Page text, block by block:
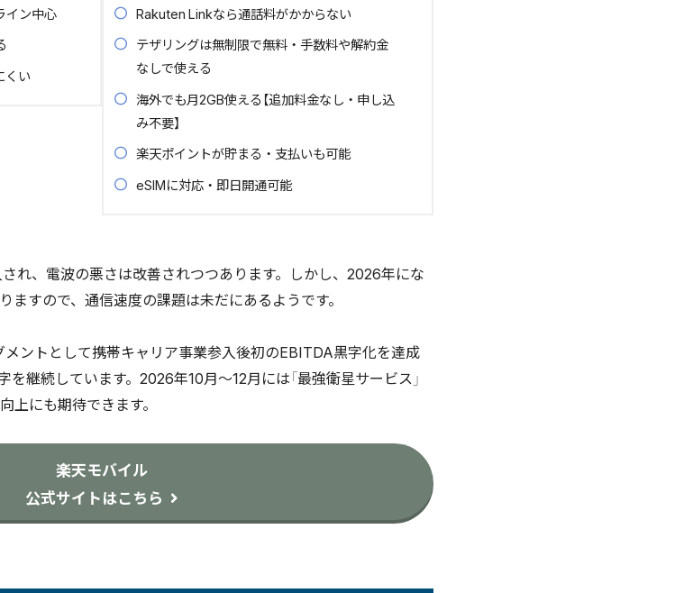
可能
ルに向いている人・向いていない人
用可能？回線エリアの確認方法は？
ーンは？
イン中心
くい
Rakuten Linkなら通話料がかからない
テザリングは無制限で無料・手数料や解約金
なしで使える
海外でも月2GB使える【追加料金なし・申し込
み不要】
楽天ポイントが貯まる・支払いも可能
eSIMに対応・即日開通可能
れ、電波の悪さは改善されつつあります。しかし、2026年にな
ますので、通信速度の課題は未だにあるようです。
ントとして携帯キャリア事業参入後初のEBITDA黒字化を達成
継続しています。2026年10月～12月には「最強衛星サービス」
上にも期待できます。
楽天モバイル
公式サイトはこちら